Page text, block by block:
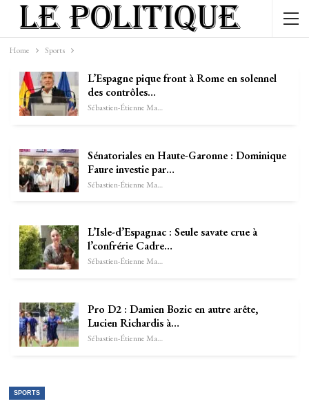
Home Sports
L’Espagne pique front à Rome en solennel
des contrôles…
Sébastien-Étienne Marechal
Sénatoriales en Haute-Garonne : Dominique
Faure investie par…
Sébastien-Étienne Marechal
L’Isle-d’Espagnac : Seule savate crue à
l’confrérie Cadre…
Sébastien-Étienne Marechal
Pro D2 : Damien Bozic en autre arête,
Lucien Richardis à…
Sébastien-Étienne Marechal
SPORTS